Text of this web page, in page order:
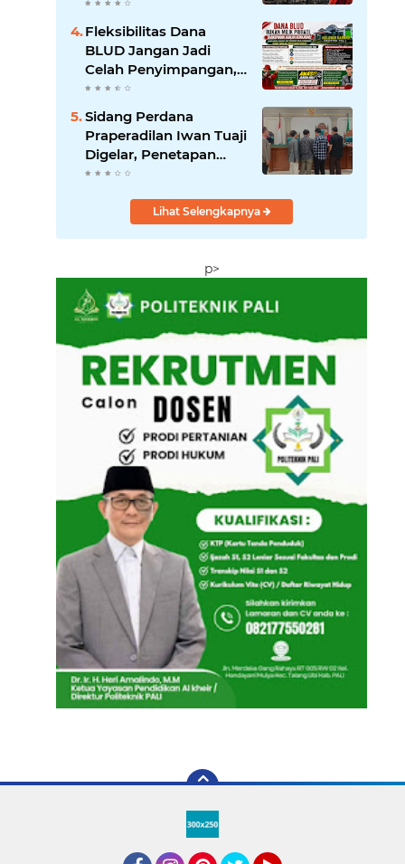
Tak Berizin
Fleksibilitas Dana
BLUD Jangan Jadi
Celah Penyimpangan,
RSUD Anwar Mahakil
Dituntut Transparan.
‎Sidang Perdana
Praperadilan Iwan Tuaji
Digelar, Penetapan
Tersangka hingga
Lihat Selengkapnya
p>